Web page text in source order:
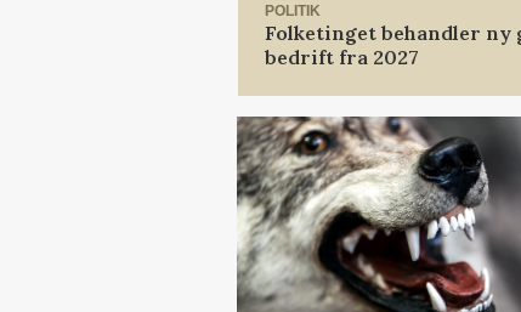
POLITIK
Folketinget behandler ny
bedrift fra 2027